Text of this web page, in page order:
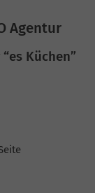
Agentur
Küchen”